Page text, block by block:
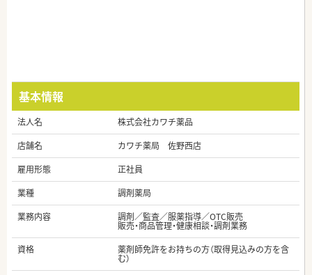
基本情報
法人名
株式会社カワチ薬品
店舗名
カワチ薬局 佐野西店
雇用形態
正社員
業種
調剤薬局
業務内容
調剤／監査／服薬指導／OTC販売
販売・商品管理・健康相談・調剤業務
資格
薬剤師免許をお持ちの方（取得見込みの方を含
む）